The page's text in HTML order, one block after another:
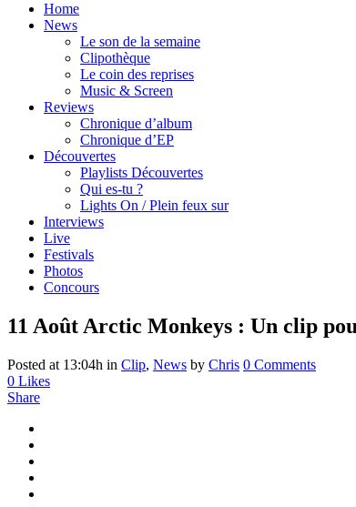
Home
News
Le son de la semaine
Clipothèque
Le coin des reprises
Music & Screen
Reviews
Chronique d’album
Chronique d’EP
Découvertes
Playlists Découvertes
Qui es-tu ?
Lights On / Plein feux sur
Interviews
Live
Festivals
Photos
Concours
11 Août Arctic Monkeys : Un clip
Posted at 13:04h in Clip, News by Chris 0 Comments
0 Likes
Share